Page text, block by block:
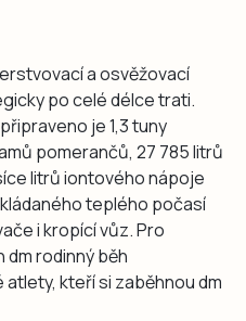
a osvěžovací
po celé délce trati.
je 1,3 tuny
pomerančů, 27 785 litrů
litrů iontového nápoje
teplého počasí
i kropící vůz. Pro
rodinný běh
atlety, kteří si zaběhnou dm